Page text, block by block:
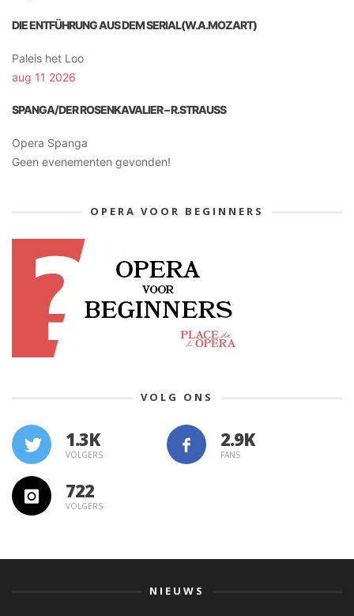
DIE ENTFÜHRUNG AUS DEM SERIAL(W.A.MOZART)
Paleis het Loo
aug 11 2026
SPANGA/DER ROSENKAVALIER – R.STRAUSS
Opera Spanga
Geen evenementen gevonden!
OPERA VOOR BEGINNERS
VOLG ONS
1.3K
VOLGERS FANS
722
VOLGERS
NIEUWS